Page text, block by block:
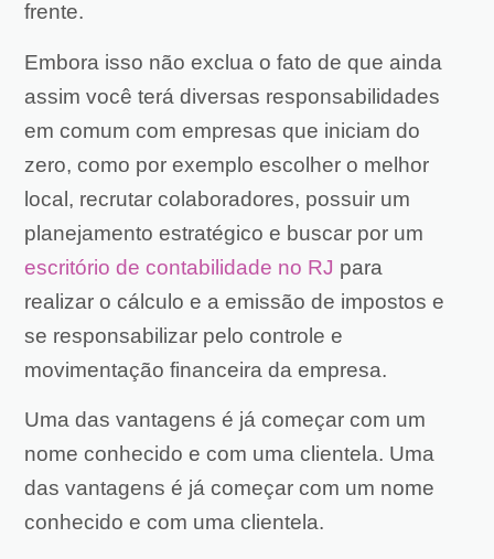
frente.
Embora isso não exclua o fato de que ainda
assim você terá diversas responsabilidades
em comum com empresas que iniciam do
zero, como por exemplo escolher o melhor
local, recrutar colaboradores, possuir um
planejamento estratégico e buscar por um
escritório de contabilidade no RJ para
realizar o cálculo e a emissão de impostos e
se responsabilizar pelo controle e
movimentação financeira da empresa.
Uma das vantagens é já começar com um
nome conhecido e com uma clientela. Uma
das vantagens é já começar com um nome
conhecido e com uma clientela.